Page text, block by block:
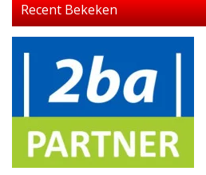
Recent Bekeken